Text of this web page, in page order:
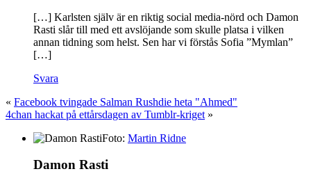
[…] Karlsten själv är en riktig social media-nörd och Damon
Rasti slår till med ett avslöjande som skulle platsa i vilken
annan tidning som helst. Sen har vi förstås Sofia ”Mymlan”
[…]
Svara
« Facebook tvingade Salman Rushdie heta "Ahmed"
4chan hackat på ettårsdagen av Tumblr-kriget »
Foto: Martin Ridne
Damon Rasti